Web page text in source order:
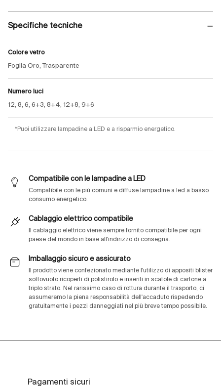
Specifiche tecniche
Colore vetro
Foglia Oro, Trasparente
Numero luci
12, 8, 6, 6+3, 8+4, 12+8, 9+6
*Puoi utilizzare lampadine a LED e a risparmio energetico.
Compatibile con le lampadine a LED
Compatibile con le più comuni e diffuse lampadine a led a basso
consumo energetico.
Cablaggio elettrico compatibile
Il cablaggio elettrico viene sempre fornito compatibile per ogni
paese del mondo in base all'indirizzo di consegna.
Imballaggio sicuro e assicurato
Il prodotto viene confezionato mediante l'utilizzo di appositi blister
sottovuoto ricoperti di polistirolo e inseriti in scatole di cartone a
triplo strato. Nel rarissimo caso di rottura durante il trasporto, ci
assumeremo la piena responsabilità dell'accaduto rispedendo
gratuitamente i pezzi danneggiati nel più breve tempo possibile.
Pagamenti sicuri